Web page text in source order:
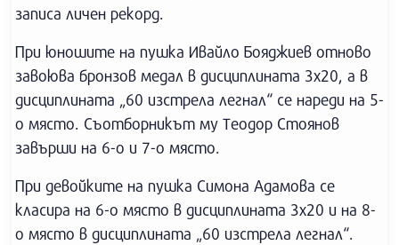
записа личен рекорд.
При юношите на пушка Ивайло Бояджиев отново
завоюва бронзов медал в дисциплината 3х20, а в
дисциплината „60 изстрела легнал“ се нареди на 5-
о място. Съотборникът му Теодор Стоянов
завърши на 6-о и 7-о място.
При девойките на пушка Симона Адамова се
класира на 6-о място в дисциплината 3х20 и на 8-
о място в дисциплината „60 изстрела легнал“.